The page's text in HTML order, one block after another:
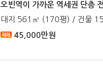
오빈역이 가까운 역세권 단층
대지 561㎡ (170평) / 건물
45,000만원